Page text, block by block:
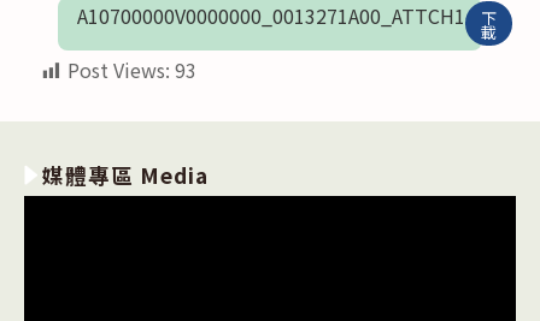
A10700000V0000000_0013271A00_ATTCH1 下
載
Post Views: 93
媒體專區 Media